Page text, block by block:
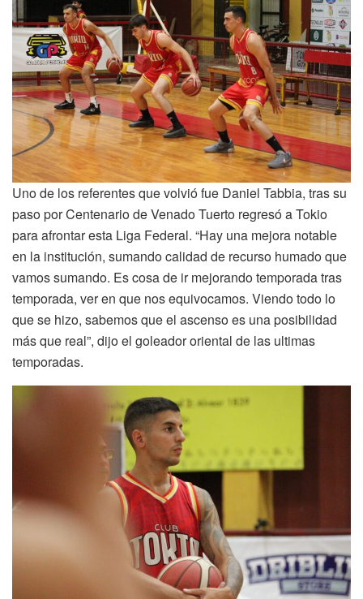
Uno de los referentes que volvió fue Daniel Tabbia, tras su
paso por Centenario de Venado Tuerto regresó a Tokio
para afrontar esta Liga Federal. “Hay una mejora notable
en la institución, sumando calidad de recurso humado que
vamos sumando. Es cosa de ir mejorando temporada tras
temporada, ver en que nos equivocamos. Viendo todo lo
que se hizo, sabemos que el ascenso es una posibilidad
más que real”, dijo el goleador oriental de las ultimas
temporadas.